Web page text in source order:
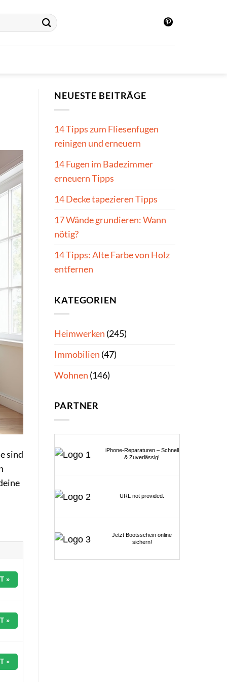
sind
»
»
»
NEUESTE BEITRÄGE
14 Tipps zum Fliesenfugen
reinigen und erneuern
14 Fugen im Badezimmer
erneuern Tipps
14 Decke tapezieren Tipps
17 Wände grundieren: Wann
nötig?
14 Tipps: Alte Farbe von Holz
entfernen
KATEGORIEN
Heimwerken (245)
Immobilien (47)
Wohnen (146)
PARTNER
iPhone-Reparaturen – Schnell
& Zuverlässig!
URL not provided.
Jetzt Bootsschein online
sichern!